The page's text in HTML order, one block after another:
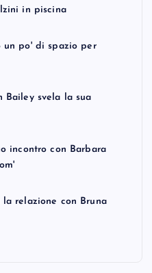
in piscina
un po' di spazio per
Bailey svela la sua
incontro con Barbara
relazione con Bruna